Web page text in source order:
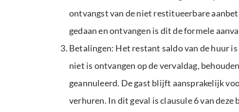
ontvangst van de niet restitueerbare
gedaan en ontvangen is dit de formele
Betalingen: Het restant saldo van de huur
niet is ontvangen op de vervaldag,
geannuleerd. De gast blijft aansprakelijk
verhuren. In dit geval is clausule 6 van